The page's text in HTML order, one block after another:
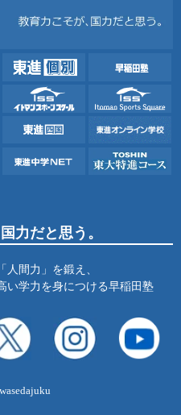
力だと思う。
「人間力」を鍛え、
い学力を身につける早稲田塾